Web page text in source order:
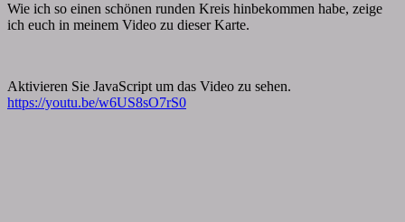
Wie ich so einen schönen runden Kreis hinbekommen habe, zeige
ich euch in meinem Video zu dieser Karte.
Aktivieren Sie JavaScript um das Video zu sehen.
https://youtu.be/w6US8sO7rS0